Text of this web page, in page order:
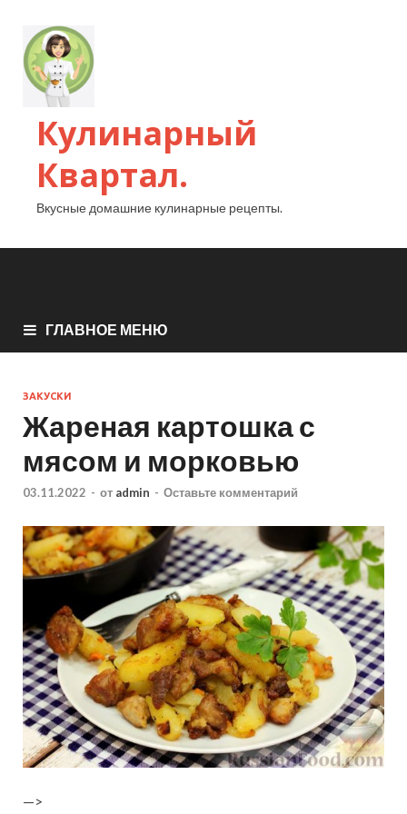
Кулинарный
Квартал.
Вкусные домашние кулинарные рецепты.
ГЛАВНОЕ МЕНЮ
ЗАКУСКИ
Жареная картошка с
мясом и морковью
03.11.2022 - от admin - Оставьте комментарий
—>